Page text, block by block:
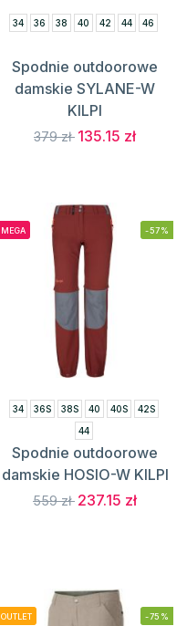
34 36 38 40 42 44 46
Spodnie outdoorowe
damskie SYLANE-W
KILPI
379 zł 135.15 zł
MEGA -57%
34 36S 38S 40 40S
42S
44
Spodnie outdoorowe
damskie HOSIO-W KILPI
559 zł 237.15 zł
OUTLET -75%